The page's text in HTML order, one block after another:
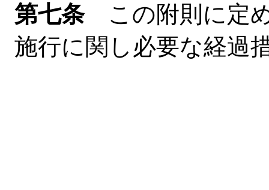
第七条この附則に定
施行に関し必要な経過